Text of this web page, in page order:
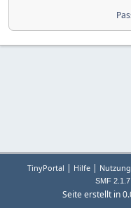
TinyPortal | Hilfe |
SMF
Seite erstellt in